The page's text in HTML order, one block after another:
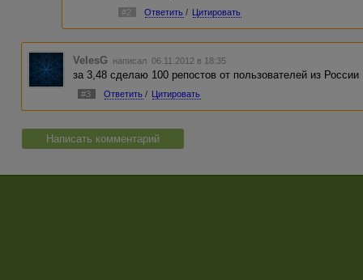
#2 Ответить / Цитировать
VelesG написал 06.11.2012 в 18:35
за 3,48 сделаю 100 репостов от пользователей из России
#3 Ответить / Цитировать
Написать комментарий